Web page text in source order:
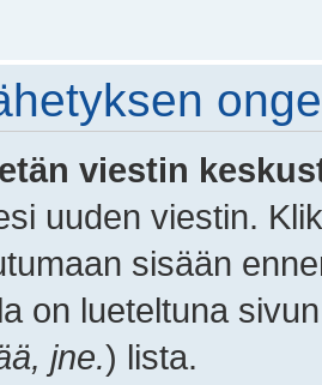
viestin
uuden viestin.
sisään
on lueteltuna
jne.) lista.